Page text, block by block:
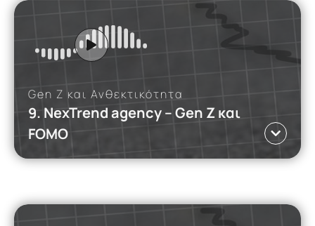
Αυτό το podcast εξερευνά πώς η εικόνα και η
αυτοεκτίμηση της Gen Ζ επηρεάζονται από την
οικογένεια, τους φίλους και τα social media.
Read more
Gen Z και Ανθεκτικότητα
9. NexTrend agency – Gen Z και
FOMO
Πώς επηρεάζει το FOMO την ψυχική υγεία και την